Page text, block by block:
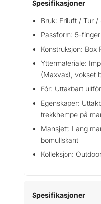
Spesifikasjoner
Bruk: Friluft / Tur /
Passform: 5-finger
Konstruksjon: Box
Yttermateriale:
(Maxvax), vokset
Fôr: Uttakbart
Egenskaper:
trekkhempe på
Mansjett: Lang
bomullskant
Kolleksjon: Outdoor
Spesifikasjoner